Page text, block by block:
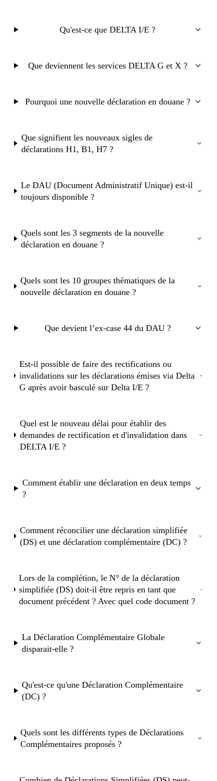
Qu'est-ce que DELTA I/E ?
Que deviennent les services DELTA G et X ?
Pourquoi une nouvelle déclaration en douane ?
Que signifient les nouveaux sigles de
déclarations H1, B1, H7 ?
Le DAU (Document Administratif Unique) est-il
toujours disponible ?
Quels sont les 3 segments de la nouvelle
déclaration en douane ?
Quels sont les 10 groupes thématiques de la
nouvelle déclaration en douane ?
Que devient l’ex-case 44 du DAU ?
Est-il possible de faire des rectifications ou
invalidations sur les déclarations émises via Delta
G après avoir basculé sur Delta I/E ?
Quel est le nouveau délai pour établir des
demandes de rectification et d'invalidation dans
DELTA I/E ?
Comment établir une déclaration en deux temps
?
Comment réconcilier une déclaration simplifiée
(DS) et une déclaration complémentaire (DC) ?
Lors de la complétion, le N° de la déclaration
simplifiée (DS) doit-il être repris en tant que
document précédent ? Avec quel code document ?
La Déclaration Complémentaire Globale
disparait-elle ?
Qu'est-ce qu'une Déclaration Complémentaire
(DC) ?
Quels sont les différents types de Déclarations
Complémentaires proposés ?